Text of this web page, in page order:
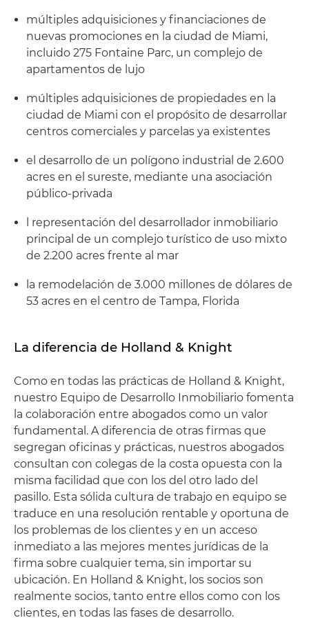
múltiples adquisiciones y financiaciones de
nuevas promociones en la ciudad de Miami,
incluido 275 Fontaine Parc, un complejo de
apartamentos de lujo
múltiples adquisiciones de propiedades en la
ciudad de Miami con el propósito de desarrollar
centros comerciales y parcelas ya existentes
el desarrollo de un polígono industrial de 2.600
acres en el sureste, mediante una asociación
público-privada
l representación del desarrollador inmobiliario
principal de un complejo turístico de uso mixto
de 2.200 acres frente al mar
la remodelación de 3.000 millones de dólares de
53 acres en el centro de Tampa, Florida
La diferencia de Holland & Knight
Como en todas las prácticas de Holland & Knight,
nuestro Equipo de Desarrollo Inmobiliario fomenta
la colaboración entre abogados como un valor
fundamental. A diferencia de otras firmas que
segregan oficinas y prácticas, nuestros abogados
consultan con colegas de la costa opuesta con la
misma facilidad que con los del otro lado del
pasillo. Esta sólida cultura de trabajo en equipo se
traduce en una resolución rentable y oportuna de
los problemas de los clientes y en un acceso
inmediato a las mejores mentes jurídicas de la
firma sobre cualquier tema, sin importar su
ubicación. En Holland & Knight, los socios son
realmente socios, tanto entre ellos como con los
clientes, en todas las fases de desarrollo.